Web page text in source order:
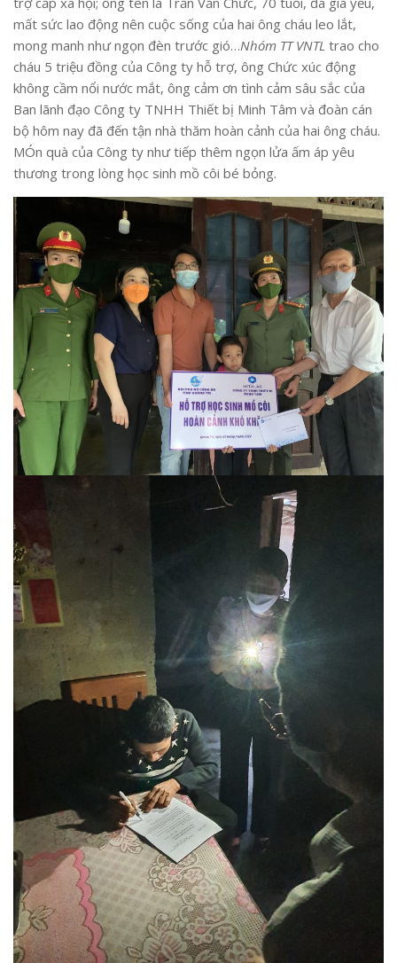
mất sức lao động nên cuộc sống của hai ông cháu leo lắt,
mong manh như ngọn đèn trước gió…Nhóm TT VNTL trao cho
cháu 5 triệu đồng của Công ty hỗ trợ, ông Chức xúc động
không cầm nổi nước mắt, ông cảm ơn tình cảm sâu sắc của
Ban lãnh đạo Công ty TNHH Thiết bị Minh Tâm và đoàn cán
bộ hôm nay đã đến tận nhà thăm hoàn cảnh của hai ông cháu.
MÓn quà của Công ty như tiếp thêm ngọn lửa ấm áp yêu
thương trong lòng học sinh mồ côi bé bỏng.